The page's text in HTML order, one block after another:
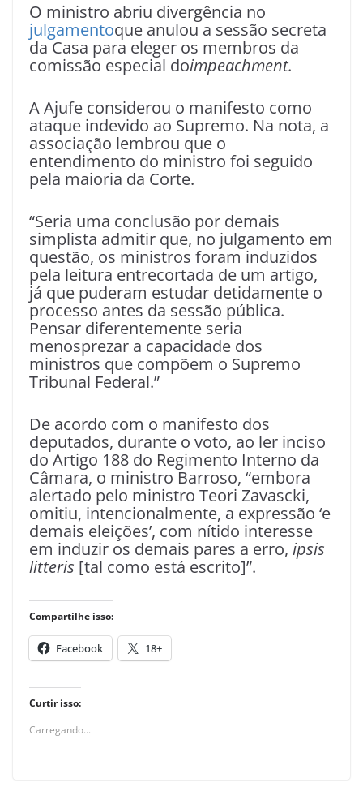
O ministro abriu divergência no
julgamentoque anulou a sessão secreta
da Casa para eleger os membros da
comissão especial doimpeachment.
A Ajufe considerou o manifesto como
ataque indevido ao Supremo. Na nota, a
associação lembrou que o
entendimento do ministro foi seguido
pela maioria da Corte.
“Seria uma conclusão por demais
simplista admitir que, no julgamento em
questão, os ministros foram induzidos
pela leitura entrecortada de um artigo,
já que puderam estudar detidamente o
processo antes da sessão pública.
Pensar diferentemente seria
menosprezar a capacidade dos
ministros que compõem o Supremo
Tribunal Federal.”
De acordo com o manifesto dos
deputados, durante o voto, ao ler inciso
do Artigo 188 do Regimento Interno da
Câmara, o ministro Barroso, “embora
alertado pelo ministro Teori Zavascki,
omitiu, intencionalmente, a expressão ‘e
demais eleições’, com nítido interesse
em induzir os demais pares a erro, ipsis
litteris [tal como está escrito]”.
Compartilhe isso:
Facebook 18+
Curtir isso:
Carregando...